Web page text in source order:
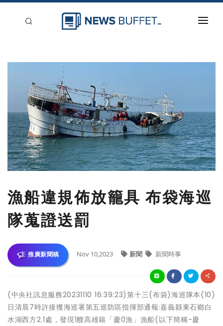
登入
刊登
漁船違規佈放籠具 布袋海巡
隊蒐證送罰
推廣新聞稿 Nov 10,2023 新聞 新聞時事
(中央社訊息服務20231110 16:39:23)第十三(布袋)海巡隊本(10)
日清晨7時許接獲海巡署第五巡防區指揮部通報:嘉義縣東石鄉白
水湖西方2.1處，發現1艘高雄籍「慶0漁」漁船(以下簡稱-慶